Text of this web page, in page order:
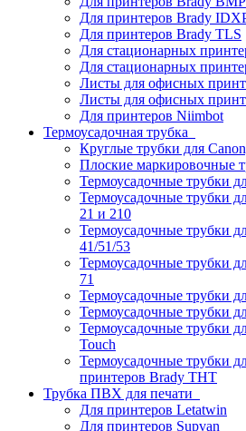
Для принтеров Brady
Для принтеров Brady TLS
Для стационарных
Для стационарных
Листы для офисных
Листы для офисных
Для принтеров Niimbot
Термоусадочная трубка
Круглые трубки для
Плоские маркировочные
Термоусадочные трубки
Термоусадочные трубки
21 и 210
Термоусадочные трубки
41/51/53
Термоусадочные трубки
71
Термоусадочные трубки
Термоусадочные трубки
Термоусадочные трубки
Touch
Термоусадочные трубки
принтеров Brady THT
Трубка ПВХ для печати
Для принтеров Letatwin
Для принтеров Supvan